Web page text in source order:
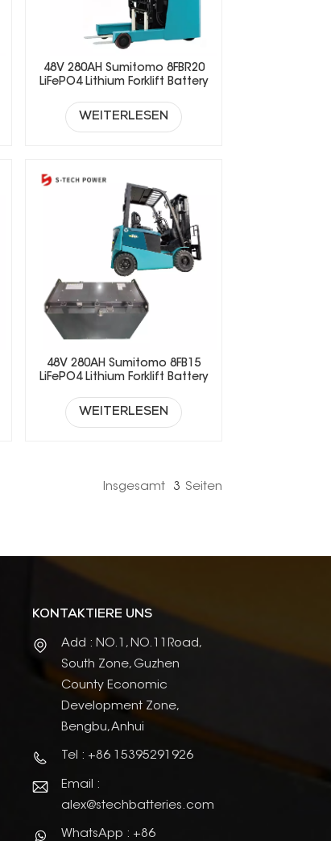
48V 280AH Sumitomo 8FBR20
LiFePO4 Lithium Forklift Battery
WEITERLESEN
48V 280AH Sumitomo 8FB15
LiFePO4 Lithium Forklift Battery
WEITERLESEN
Insgesamt 3 Seiten
KONTAKTIERE UNS
Add : NO.1, NO.11Road,
South Zone, Guzhen
County Economic
Development Zone,
Bengbu, Anhui
Tel : +86 15395291926
Email :
alex@stechbatteries.com
WhatsApp : +86